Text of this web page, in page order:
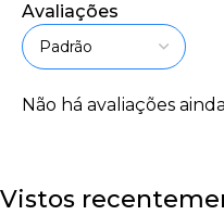
Avaliações
Não há avaliações
Vistos